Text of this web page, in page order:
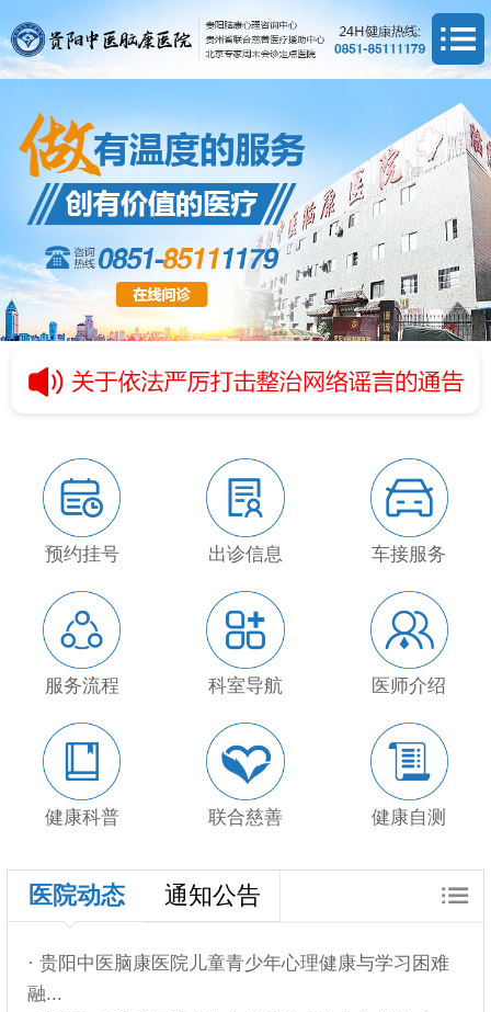
预约挂号 出诊信息 车接服务
服务流程 科室导航 医师介绍
健康科普 联合慈善 健康自测
医院动态 通知公告
· 贵阳中医脑康医院儿童青少年心理健康与学习困难
融...